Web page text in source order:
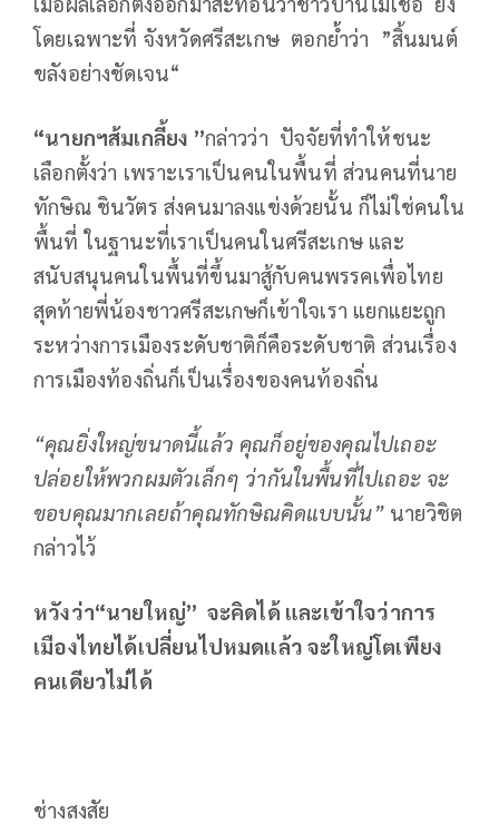
โดยเฉพาะที่ จังหวัดศรีสะเกษ ตอกย้ำว่า ”สิ้นมนต์
ขลังอย่างชัดเจน“
“นายกฯส้มเกลี้ยง ”กล่าวว่า ปัจจัยที่ทำให้ชนะ
เลือกตั้งว่า เพราะเราเป็นคนในพื้นที่ ส่วนคนที่นาย
ทักษิณ ชินวัตร ส่งคนมาลงแข่งด้วยนั้น ก็ไม่ใช่คนใน
พื้นที่ ในฐานะที่เราเป็นคนในศรีสะเกษ และ
สนับสนุนคนในพื้นที่ขึ้นมาสู้กับคนพรรคเพื่อไทย
สุดท้ายพี่น้องชาวศรีสะเกษก็เข้าใจเรา แยกแยะถูก
ระหว่างการเมืองระดับชาติก็คือระดับชาติ ส่วนเรื่อง
การเมืองท้องถิ่นก็เป็นเรื่องของคนท้องถิ่น
“คุณยิ่งใหญ่ขนาดนี้แล้ว คุณก็อยู่ของคุณไปเถอะ
ปล่อยให้พวกผมตัวเล็กๆ ว่ากันในพื้นที่ไปเถอะ จะ
ขอบคุณมากเลยถ้าคุณทักษิณคิดแบบนั้น” นายวิชิต
กล่าวไว้
หวังว่า“นายใหญ่” จะคิดได้ และเข้าใจว่าการ
เมืองไทยได้เปลี่ยนไปหมดแล้ว จะใหญ่โตเพียง
คนเดียวไม่ได้
ช่างสงสัย